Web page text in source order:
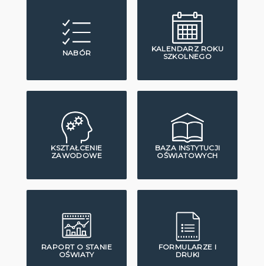
NABÓR
KALENDARZ ROKU
SZKOLNEGO
KSZTAŁCENIE
ZAWODOWE
BAZA INSTYTUCJI
OŚWIATOWYCH
RAPORT O STANIE
OŚWIATY
FORMULARZE I
DRUKI